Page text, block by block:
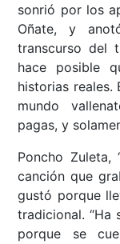
sonrió por los
Oñate, y
transcurso del
hace posible
historias reales.
mundo
pagas, y
Poncho Zuleta,
canción que
gustó porque
tradicional. “Ha
porque se